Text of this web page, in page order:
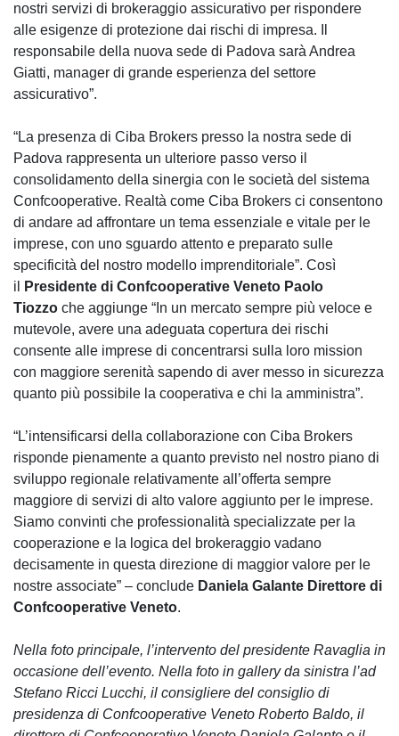
nostri servizi di brokeraggio assicurativo per rispondere
alle esigenze di protezione dai rischi di impresa. Il
responsabile della nuova sede di Padova sarà Andrea
Giatti, manager di grande esperienza del settore
assicurativo”.
“La presenza di Ciba Brokers presso la nostra sede di
Padova rappresenta un ulteriore passo verso il
consolidamento della sinergia con le società del sistema
Confcooperative. Realtà come Ciba Brokers ci consentono
di andare ad affrontare un tema essenziale e vitale per le
imprese, con uno sguardo attento e preparato sulle
specificità del nostro modello imprenditoriale”. Così
il
Presidente di Confcooperative Veneto Paolo
Tiozzo che aggiunge “In un mercato sempre più veloce e
mutevole, avere una adeguata copertura dei rischi
consente alle imprese di concentrarsi sulla loro mission
con maggiore serenità sapendo di aver messo in sicurezza
quanto più possibile la cooperativa e chi la amministra”.
“L’intensificarsi della collaborazione con Ciba Brokers
risponde pienamente a quanto previsto nel nostro piano di
sviluppo regionale relativamente all’offerta sempre
maggiore di servizi di alto valore aggiunto per le imprese.
Siamo convinti che professionalità specializzate per la
cooperazione e la logica del brokeraggio vadano
decisamente in questa direzione di maggior valore per le
nostre associate” – conclude Daniela Galante Direttore di
Confcooperative Veneto.
Nella foto principale, l’intervento del presidente Ravaglia in
occasione dell’evento. Nella foto in gallery da sinistra l’ad
Stefano Ricci Lucchi, il consigliere del consiglio di
presidenza di Confcooperative Veneto Roberto Baldo, il